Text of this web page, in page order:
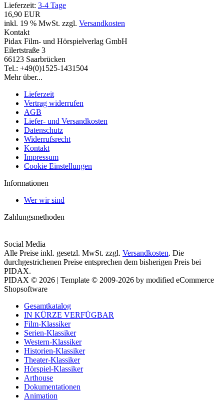
Lieferzeit: 3-4 Tage
16,90 EUR
inkl. 19 % MwSt. zzgl. Versandkosten
Kontakt
Pidax Film- und Hörspielverlag GmbH
Eilertstraße 3
66123 Saarbrücken
Tel.: +49(0)1525-1431504
Mehr über...
Lieferzeit
Vertrag widerrufen
AGB
Liefer- und Versandkosten
Datenschutz
Widerrufsrecht
Kontakt
Impressum
Cookie Einstellungen
Informationen
Wer wir sind
Zahlungsmethoden
Social Media
Alle Preise inkl. gesetzl. MwSt. zzgl. Versandkosten. Die
durchgestrichenen Preise entsprechen dem bisherigen Preis bei
PIDAX.
PIDAX © 2026 | Template © 2009-2026 by modified eCommerce
Shopsoftware
Gesamtkatalog
IN KÜRZE VERFÜGBAR
Film-Klassiker
Serien-Klassiker
Western-Klassiker
Historien-Klassiker
Theater-Klassiker
Hörspiel-Klassiker
Arthouse
Dokumentationen
Animation